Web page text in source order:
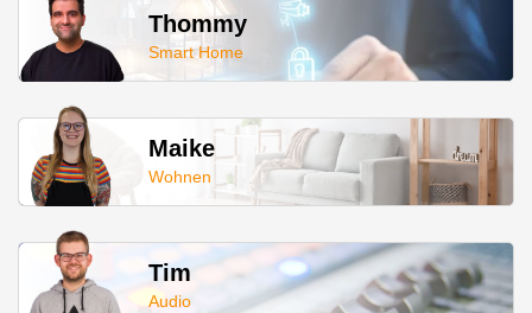
Thommy
Smart Home
Maike
Wohnen
Tim
Audio